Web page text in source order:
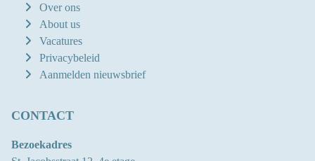
Over ons
About us
Vacatures
Privacybeleid
Aanmelden nieuwsbrief
CONTACT
Bezoekadres